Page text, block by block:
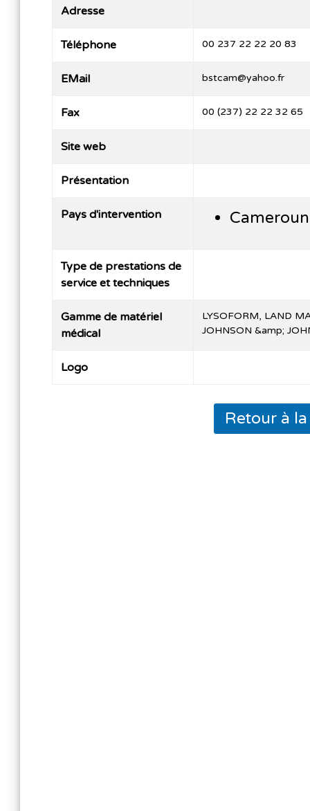
Adresse
Téléphone 00 237 22 22 20 83
EMail bstcam@yahoo.fr
Fax 00 (237) 22 22 32 65
Site web
Présentation
Pays d'intervention Cameroun
Type de prestations de
service et techniques
Gamme de matériel
médical
LYSOFORM, LAND
JOHNSON &amp;
Logo
Retour à